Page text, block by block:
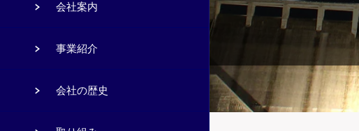
会社案内
事業紹介
会社の歴史